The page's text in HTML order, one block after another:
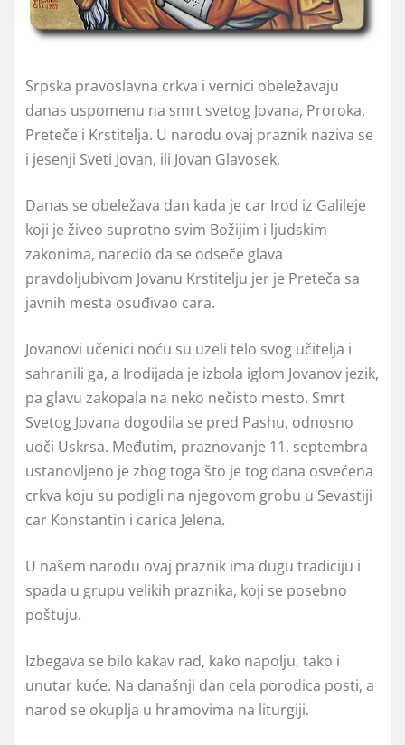
Srpska pravoslavna crkva i vernici obeležavaju
danas uspomenu na smrt svetog Jovana, Proroka,
Preteče i Krstitelјa. U narodu ovaj praznik naziva se
i jesenji Sveti Jovan, ili Jovan Glavosek,
Danas se obeležava dan kada je car Irod iz Galileje
koji je živeo suprotno svim Božijim i lјudskim
zakonima, naredio da se odseče glava
pravdolјubivom Jovanu Krstitelјu jer je Preteča sa
javnih mesta osuđivao cara.
Jovanovi učenici noću su uzeli telo svog učitelja i
sahranili ga, a Irodijada je izbola iglom Jovanov jezik,
pa glavu zakopala na neko nečisto mesto. Smrt
Svetog Jovana dogodila se pred Pashu, odnosno
uoči Uskrsa. Međutim, praznovanje 11. septembra
ustanovljeno je zbog toga što je tog dana osvećena
crkva koju su podigli na njegovom grobu u Sevastiji
car Konstantin i carica Jelena.
U našem narodu ovaj praznik ima dugu tradiciju i
spada u grupu velikih praznika, koji se posebno
poštuju.
Izbegava se bilo kakav rad, kako napolju, tako i
unutar kuće. Na današnji dan cela porodica posti, a
narod se okuplja u hramovima na liturgiji.